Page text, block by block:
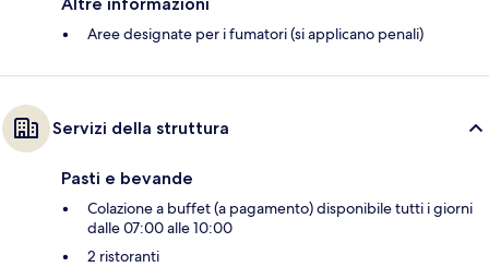
Aree designate per i fumatori (si applicano penali)
Servizi della struttura
Pasti e bevande
Colazione a buffet (a pagamento) disponibile tutti i giorni
dalle 07:00 alle 10:00
2 ristoranti